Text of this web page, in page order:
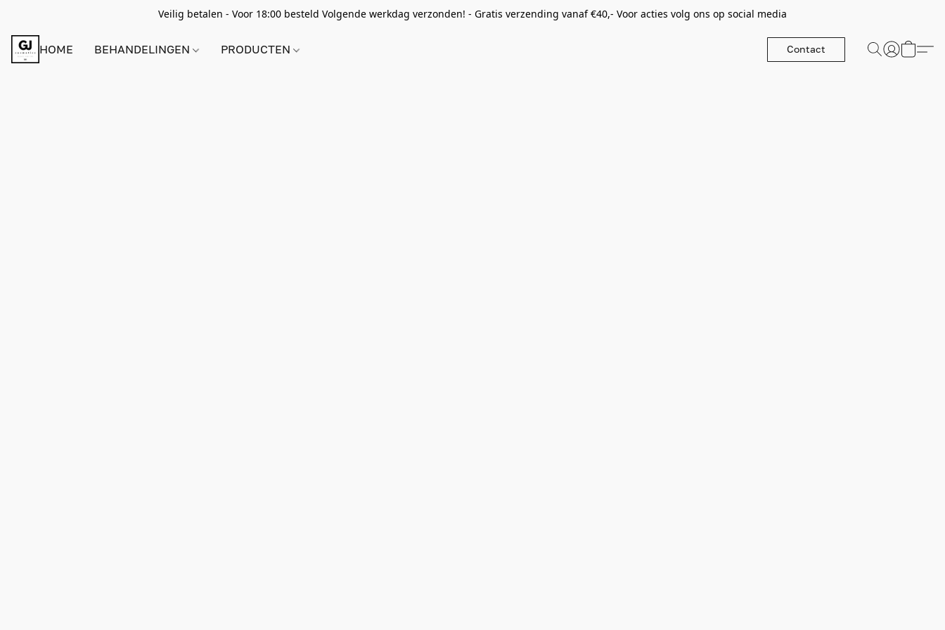
Veilig betalen - Voor 18:00 besteld Volgende werkdag verzonden! - Gratis verzending vanaf €40,- Voor acties volg ons op social media
HOME BEHANDELINGEN PRODUCTEN Contact